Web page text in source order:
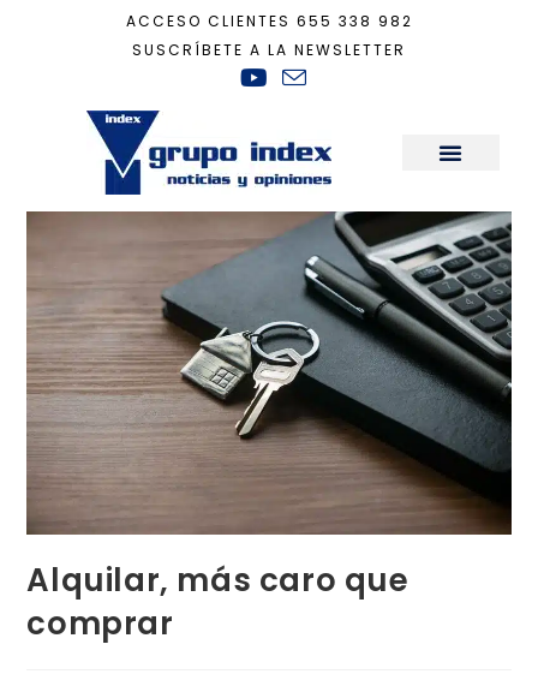
ACCESO CLIENTES 655 338 982
SUSCRÍBETE A LA NEWSLETTER
Actualidad
Alquilar, más caro que
comprar